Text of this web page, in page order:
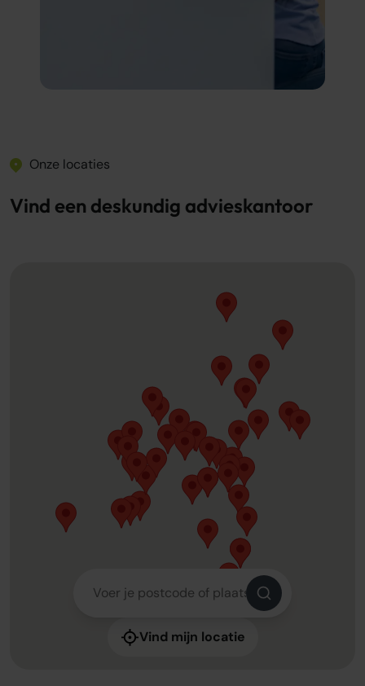
Onze locaties
Vind een deskundig advieskantoor
Vind mijn locatie